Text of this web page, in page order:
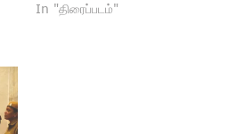
In "திரைப்படம்"